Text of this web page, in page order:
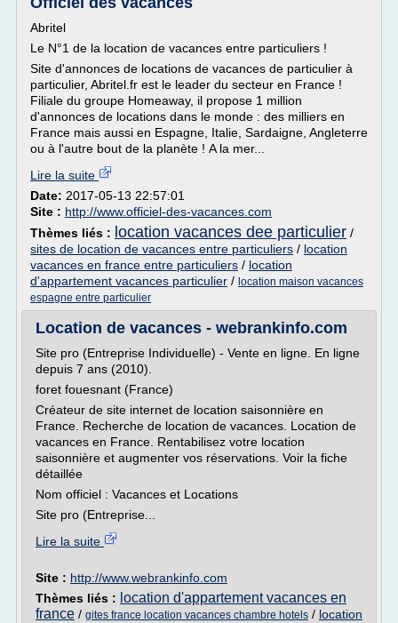
Abritel
Le N°1 de la location de vacances entre particuliers !
Site d'annonces de locations de vacances de particulier à
particulier, Abritel.fr est le leader du secteur en France !
Filiale du groupe Homeaway, il propose 1 million
d'annonces de locations dans le monde : des milliers en
France mais aussi en Espagne, Italie, Sardaigne, Angleterre
ou à l'autre bout de la planète ! A la mer...
Lire la suite
Date: 2017-05-13 22:57:01
Site : http://www.officiel-des-vacances.com
Thèmes liés : location vacances dee particulier /
sites de location de vacances entre particuliers / location
vacances en france entre particuliers / location
d'appartement vacances particulier / location maison vacances
espagne entre particulier
Location de vacances - webrankinfo.com
Site pro (Entreprise Individuelle) - Vente en ligne. En ligne
depuis 7 ans (2010).
foret fouesnant (France)
Créateur de site internet de location saisonnière en
France. Recherche de location de vacances. Location de
vacances en France. Rentabilisez votre location
saisonnière et augmenter vos réservations. Voir la fiche
détaillée
Nom officiel : Vacances et Locations
Site pro (Entreprise...
Lire la suite
Site : http://www.webrankinfo.com
Thèmes liés : location d'appartement vacances en
france / gites france location vacances chambre hotels / location